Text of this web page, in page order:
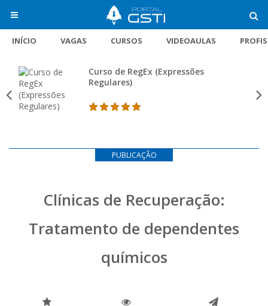
INÍCIO VAGAS CURSOS VIDEOAULAS
Curso de RegEx (Expressões
Regulares)
PUBLICAÇÃO
Clínicas de Recuperação:
Tratamento de dependentes
químicos